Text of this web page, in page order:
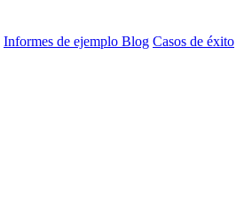
Informes de ejemplo Blog Casos de éxito